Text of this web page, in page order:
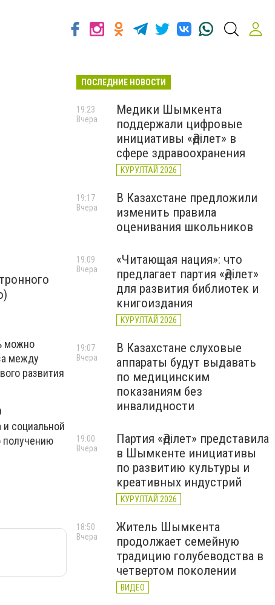
можно
между
развития
и социальной
получению
ПОСЛЕДНИЕ НОВОСТИ
Медики Шымкента
поддержали цифровые
инициативы «Әділет» в
сфере здравоохранения
КУРУЛТАЙ 2026
19:23
Вчера
В Казахстане предложили
изменить правила
оценивания школьников
19:17
Вчера
«Читающая нация»: что
предлагает партия «Әділет»
для развития библиотек и
книгоиздания
КУРУЛТАЙ 2026
19:09
Вчера
В Казахстане слуховые
аппараты будут выдавать
по медицинским
показаниям без
инвалидности
19:07
Вчера
Партия «Әділет» представила
в Шымкенте инициативы
по развитию культуры и
креативных индустрий
КУРУЛТАЙ 2026
19:00
Вчера
Житель Шымкента
продолжает семейную
традицию голубеводства в
четвертом поколении
ВИДЕО
18:50
Вчера